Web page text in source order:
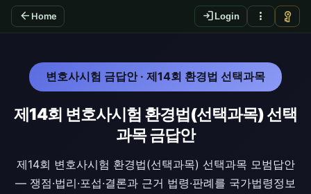
arrow_back Home login Login more_vert vpn_key
변호사시험 금답안 · 제14회 환경법 선택과목
제14회 변호사시험 환경법(선택과목) 선택
과목 금답안
제14회 변호사시험 환경법(선택과목) 선택과목 모범답안
— 쟁점·법리·포섭·결론과 근거 법령·판례를 국가법령정보